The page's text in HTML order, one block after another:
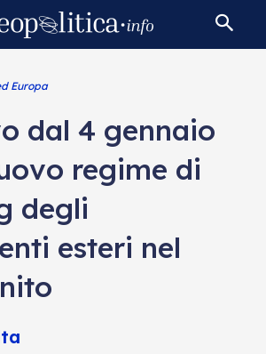
Europa
dal 4 gennaio
regime di
degli
esteri nel